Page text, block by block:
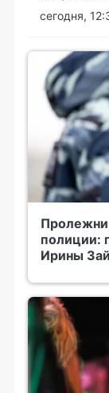
сегодня,
полиции:
Ирины